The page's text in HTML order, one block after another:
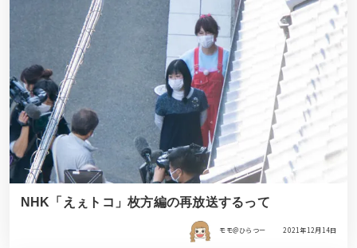
NHK「えぇトコ」枚方編の再放送するって
モモ＠ひらつー 2021年12月14日